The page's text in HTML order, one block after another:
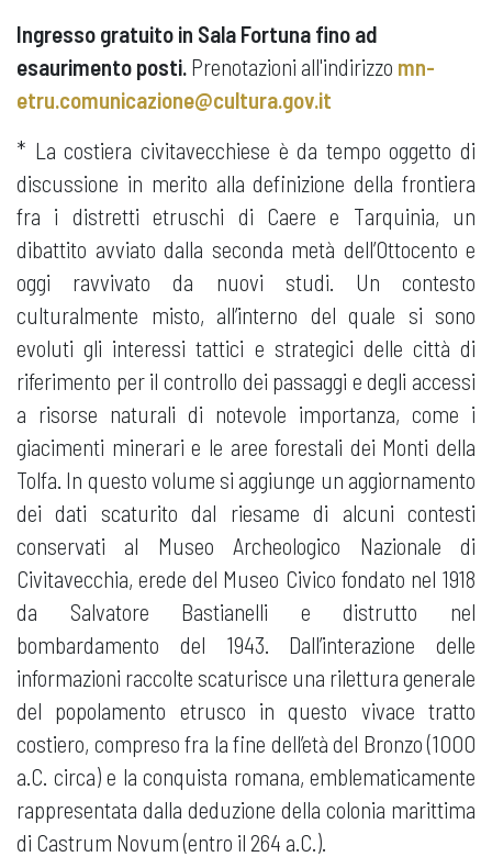
Ingresso gratuito in Sala Fortuna fino ad
esaurimento posti. Prenotazioni all'indirizzo mn-
etru.comunicazione@cultura.gov.it
* La costiera civitavecchiese è da tempo oggetto di
discussione in merito alla definizione della frontiera
fra i distretti etruschi di Caere e Tarquinia, un
dibattito avviato dalla seconda metà dell’Ottocento e
oggi ravvivato da nuovi studi. Un contesto
culturalmente misto, all’interno del quale si sono
evoluti gli interessi tattici e strategici delle città di
riferimento per il controllo dei passaggi e degli accessi
a risorse naturali di notevole importanza, come i
giacimenti minerari e le aree forestali dei Monti della
Tolfa. In questo volume si aggiunge un aggiornamento
dei dati scaturito dal riesame di alcuni contesti
conservati al Museo Archeologico Nazionale di
Civitavecchia, erede del Museo Civico fondato nel 1918
da Salvatore Bastianelli e distrutto nel
bombardamento del 1943. Dall’interazione delle
informazioni raccolte scaturisce una rilettura generale
del popolamento etrusco in questo vivace tratto
costiero, compreso fra la fine dell’età del Bronzo (1000
a.C. circa) e la conquista romana, emblematicamente
rappresentata dalla deduzione della colonia marittima
di Castrum Novum (entro il 264 a.C.).